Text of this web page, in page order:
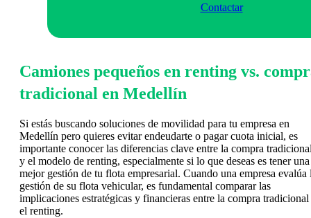
Contactar
Camiones pequeños en renting vs.
tradicional en Medellín
Si estás buscando soluciones de movilidad para tu empresa en
Medellín pero quieres evitar endeudarte o pagar cuota inicial, es
importante conocer las diferencias clave entre la compra
y el modelo de renting, especialmente si lo que deseas es tener una
mejor gestión de tu flota empresarial. Cuando una empresa evalúa
gestión de su flota vehicular, es fundamental comparar las
implicaciones estratégicas y financieras entre la compra
el renting.